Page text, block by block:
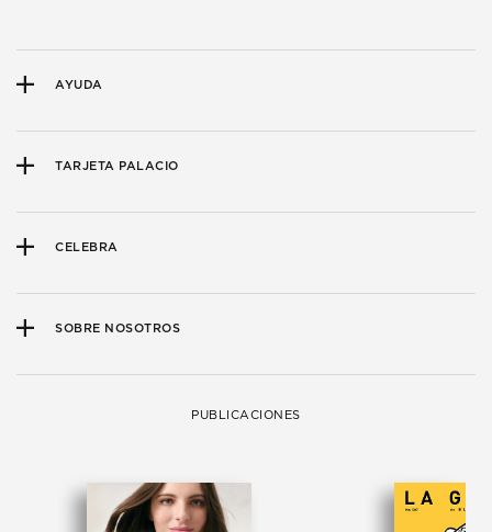
AYUDA
TARJETA PALACIO
CELEBRA
SOBRE NOSOTROS
PUBLICACIONES